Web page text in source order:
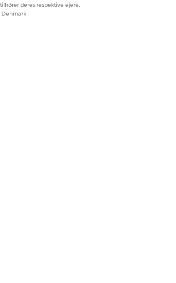
deres respektive ejere.
Denmark